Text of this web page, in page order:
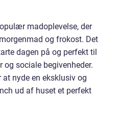
madoplevelse, der
og frokost. Det
dagen på og perfekt til
sociale begivenheder.
at nyde en eksklusiv og
ud af huset et perfekt